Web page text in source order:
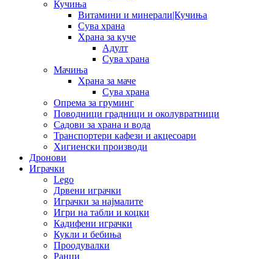
Кучиња
Витамини и минерали|Кучиња
Сува храна
Храна за куче
Адулт
Сува храна
Мачиња
Храна за маче
Сува храна
Опрема за груминг
Поводници градници и околувратници
Садови за храна и вода
Транспортери кафези и акцесоари
Хигиенски производи
Дронови
Играчки
Lego
Дрвени играчки
Играчки за најмалите
Игри на табли и коцки
Кадифени играчки
Кукли и бебиња
Проодувалки
Ранци